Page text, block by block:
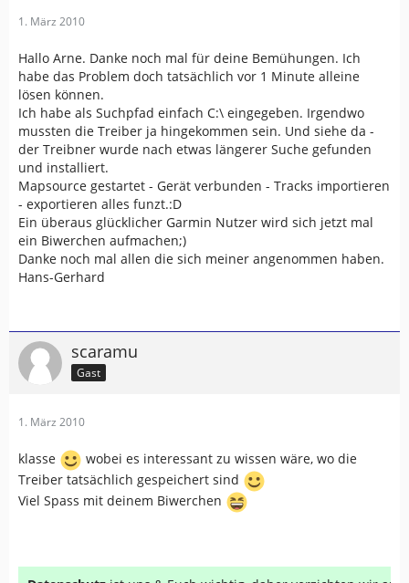
1. März 2010
Hallo Arne. Danke noch mal für deine Bemühungen. Ich
habe das Problem doch tatsächlich vor 1 Minute alleine
lösen können.
Ich habe als Suchpfad einfach C:\ eingegeben. Irgendwo
mussten die Treiber ja hingekommen sein. Und siehe da -
der Treibner wurde nach etwas längerer Suche gefunden
und installiert.
Mapsource gestartet - Gerät verbunden - Tracks importieren
- exportieren alles funzt.:D
Ein überaus glücklicher Garmin Nutzer wird sich jetzt mal
ein Biwerchen aufmachen;)
Danke noch mal allen die sich meiner angenommen haben.
Hans-Gerhard
scaramu
Gast
1. März 2010
klasse
wobei es interessant zu wissen wäre, wo die
Treiber tatsächlich gespeichert sind
Viel Spass mit deinem Biwerchen